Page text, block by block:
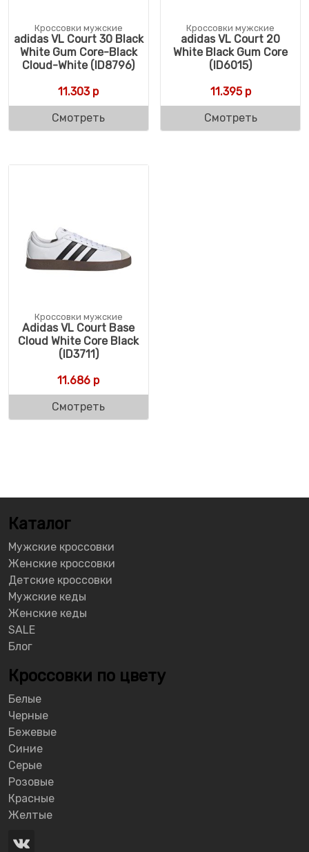
Кроссовки мужские
adidas VL Court 30 Black
White Gum Core-Black
Cloud-White (ID8796)
11.303р
Смотреть
Кроссовки мужские
adidas VL Court 20
White Black Gum Core
(ID6015)
11.395р
Смотреть
Кроссовки мужские
Adidas VL Court Base
Cloud White Core Black
(ID3711)
11.686 р
Смотреть
Каталог
Мужские кроссовки
Женские кроссовки
Детские кроссовки
Мужские кеды
Женские кеды
SALE
Блог
Кроссовки по цвету
Белые
Черные
Бежевые
Синие
Серые
Розовые
Красные
Желтые